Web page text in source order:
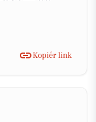
Kopiér link